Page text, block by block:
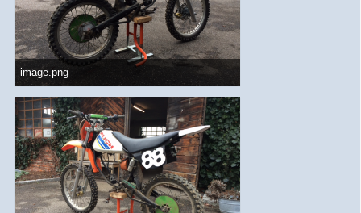
image.png
1,18 MB, 1.136×640, 918 mal angesehen